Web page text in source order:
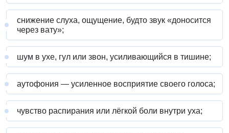
снижение слуха, ощущение, будто звук «доносится
через вату»;
шум в ухе, гул или звон, усиливающийся в тишине;
аутофония — усиленное восприятие своего голоса;
чувство распирания или лёгкой боли внутри уха;